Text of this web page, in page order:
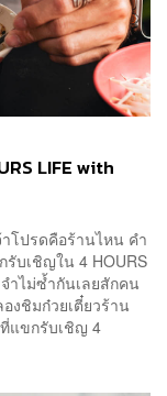
LIFE with
าโปรดคือร้านไหน คำ
บเชิญใน 4 HOURS
ำไม่ซ้ำกันเลยสักคน
งชิมก๋วยเตี๋ยวร้าน
ที่แขกรับเชิญ 4